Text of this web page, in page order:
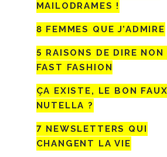
MAILODRAMES !
8 FEMMES QUE J’ADMIRE
5 RAISONS DE DIRE NON
FAST FASHION
ÇA EXISTE, LE BON FAUX
NUTELLA ?
7 NEWSLETTERS QUI
CHANGENT LA VIE